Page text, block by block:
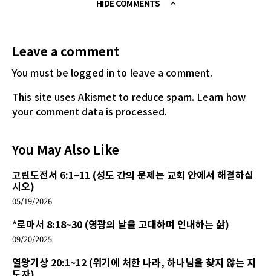
HIDE COMMENTS
Leave a comment
You must be logged in to leave a comment.
This site uses Akismet to reduce spam. Learn how
your comment data is processed.
You May Also Like
고린도전서 6:1~11 (성도 간의 문제는 교회 안에서 해결하십
시오)
05/19/2026
*로마서 8:18~30 (영광의 날을 고대하며 인내하는 삶)
09/20/2025
열왕기상 20:1~12 (위기에 처한 나라, 하나님을 찾지 않는 지